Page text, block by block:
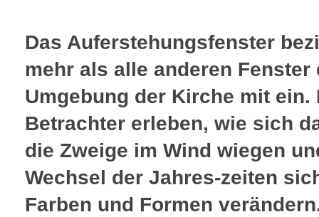
Das Auferstehungsfenster
mehr als alle anderen Fenster
Umgebung der Kirche mit ein.
Betrachter erleben, wie sich
die Zweige im Wind wiegen
Wechsel der Jahres-zeiten
Farben und Formen